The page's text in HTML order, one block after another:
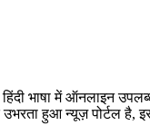
में ऑनलाइन
हुआ न्यूज़ पोर्टल है,